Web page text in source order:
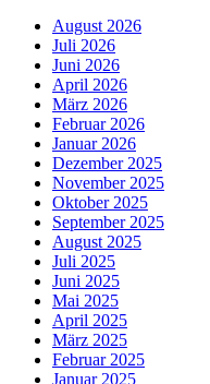
August 2026
Juli 2026
Juni 2026
April 2026
März 2026
Februar 2026
Januar 2026
Dezember 2025
November 2025
Oktober 2025
September 2025
August 2025
Juli 2025
Juni 2025
Mai 2025
April 2025
März 2025
Februar 2025
Januar 2025